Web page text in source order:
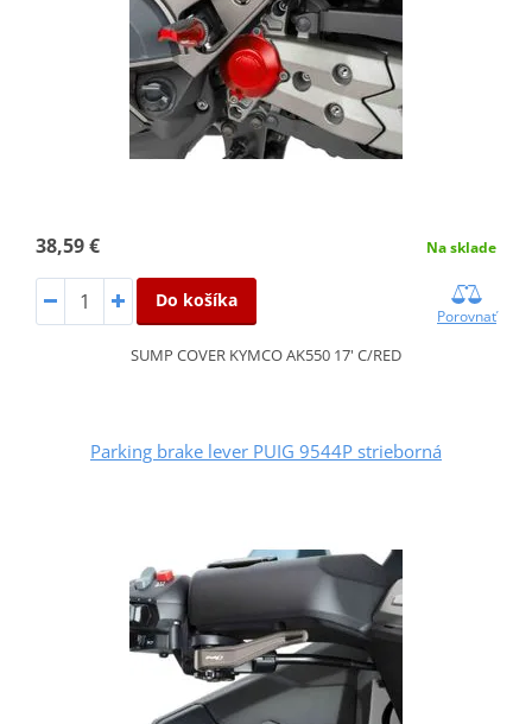
38,59 € Na sklade
Do košíka
Porovnať
SUMP COVER KYMCO AK550 17' C/RED
Parking brake lever PUIG 9544P strieborná